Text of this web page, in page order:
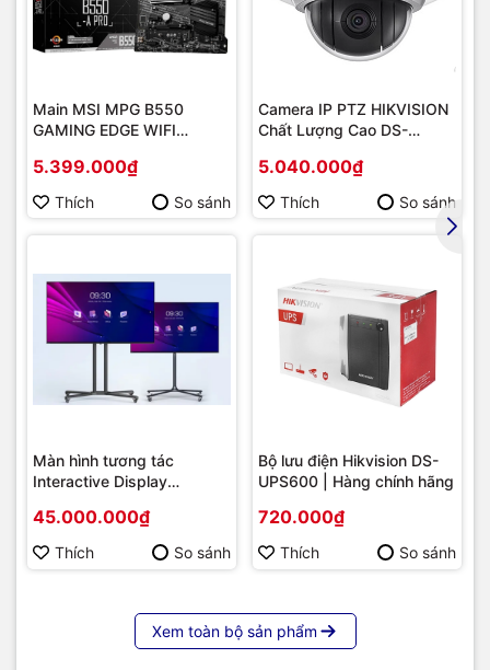
Main MSI MPG B550
GAMING EDGE WIFI
Socket AM4/ VGA
onboard)
5.399.000₫
Thích So sánh
Camera IP PTZ HIKVISION
Chất Lượng Cao DS-
5.040.000₫
Thích So sánh
Màn hình tương tác
Interactive Display
86 | Cấu hình cao cấp |
Hàng chính hãng
45.000.000₫
Thích So sánh
Bộ lưu điện Hikvision DS-
UPS600 | Hàng chính hãng
720.000₫
Thích So sánh
Xem toàn bộ sản phẩm